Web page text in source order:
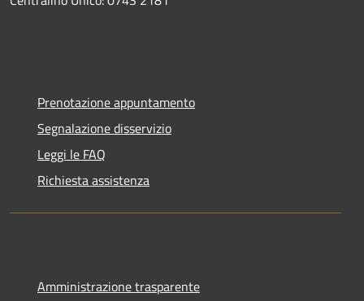
Prenotazione appuntamento
Segnalazione disservizio
Leggi le FAQ
Richiesta assistenza
Amministrazione trasparente